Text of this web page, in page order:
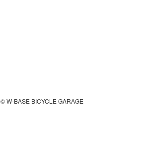
© W-BASE BICYCLE GARAGE